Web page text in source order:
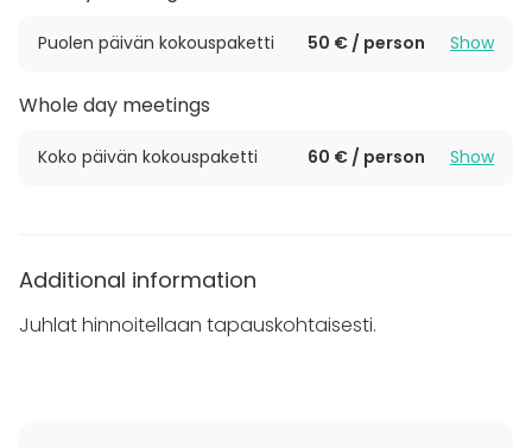
Puistotorni on Tampereella sijaitseva kulttuuri- ja
kongressikeskus.
Puolen päivän kokouspaketti 50 € / person Show
Whole day meetings
Koko päivän kokouspaketti 60 € / person Show
Additional information
Juhlat hinnoitellaan tapauskohtaisesti.